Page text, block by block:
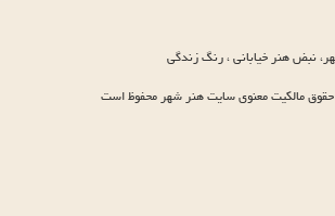
نبض هنر خیابانی ، رنگ زندگی